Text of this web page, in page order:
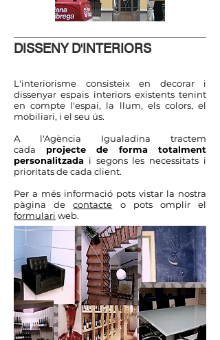
DISSENY D'INTERIORS
L'interiorisme consisteix en decorar i
dissenyar espais interiors existents tenint
en compte l'espai, la llum, els colors, el
mobiliari, i el seu ús.
A l'Agència Igualadina tractem
cada projecte de forma totalment
personalitzada i segons les necessitats i
prioritats de cada client.
Per a més informació pots vistar la nostra
pàgina decontacte o pots omplir el
formulari web.